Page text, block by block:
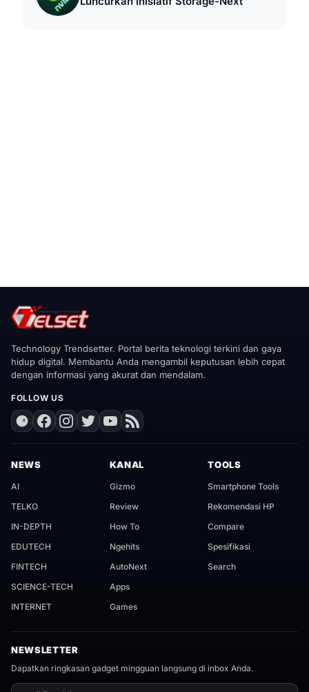
Technology Trendsetter. Portal berita teknologi terkini dan gaya
hidup digital. Membantu Anda mengambil keputusan lebih cepat
dengan informasi yang akurat dan mendalam.
FOLLOW US
NEWS
AI
TELKO
IN-DEPTH
EDUTECH
FINTECH
SCIENCE-TECH
INTERNET
KANAL
Gizmo
Review
How To
Ngehits
AutoNext
Apps
Games
TOOLS
Smartphone Tools
Rekomendasi HP
Compare
Spesifikasi
Search
NEWSLETTER
Dapatkan ringkasan gadget mingguan langsung di inbox Anda.